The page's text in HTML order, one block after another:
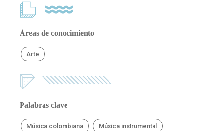
Áreas de conocimiento
Arte
Palabras clave
Música colombiana Música instrumental